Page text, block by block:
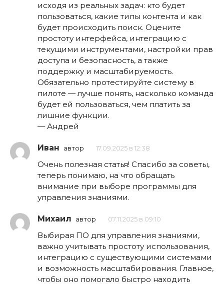
исходя из реальных задач: кто будет
пользоваться, какие типы контента и как
будет происходить поиск. Оцените
простоту интерфейса, интеграцию с
текущими инструментами, настройки прав
доступа и безопасность, а также
поддержку и масштабируемость.
Обязательно протестируйте систему в
пилоте — лучше понять, насколько команда
будет ей пользоваться, чем платить за
лишние функции.
— Андрей
Иван автор 17.09.2025 в 12:38
Очень полезная статья! Спасибо за советы,
теперь понимаю, на что обращать
внимание при выборе программы для
управления знаниями.
Михаил автор 07.11.2025 в 09:10
Выбирая ПО для управления знаниями,
важно учитывать простоту использования,
интеграцию с существующими системами
и возможность масштабирования. Главное,
чтобы оно помогало быстро находить